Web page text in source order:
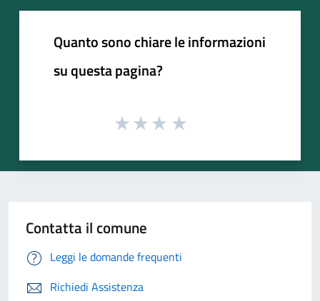
Quanto sono chiare le informazioni
su questa pagina?
Contatta il comune
Leggi le domande frequenti
Richiedi Assistenza